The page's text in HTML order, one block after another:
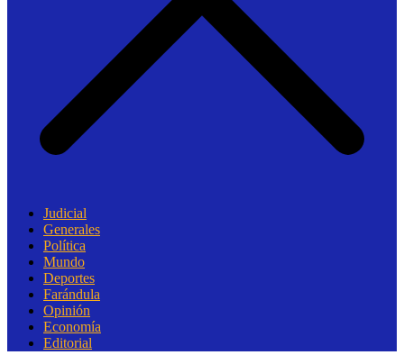
Judicial
Generales
Política
Mundo
Deportes
Farándula
Opinión
Economía
Editorial